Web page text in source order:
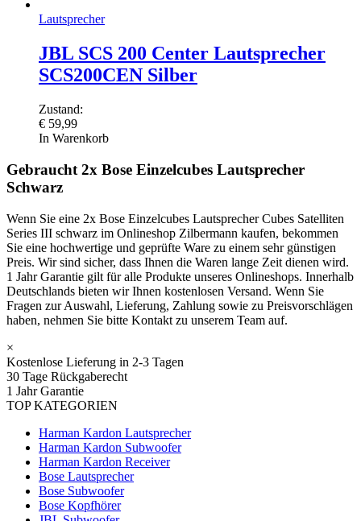
Lautsprecher
JBL SCS 200 Center Lautsprecher
SCS200CEN Silber
Zustand:
€ 59,99
In Warenkorb
Gebraucht 2x Bose Einzelcubes Lautsprecher
Schwarz
Wenn Sie eine 2x Bose Einzelcubes Lautsprecher Cubes Satelliten
Series III schwarz im Onlineshop Zilbermann kaufen, bekommen
Sie eine hochwertige und geprüfte Ware zu einem sehr günstigen
Preis. Wir sind sicher, dass Ihnen die Waren lange Zeit dienen wird.
1 Jahr Garantie gilt für alle Produkte unseres Onlineshops. Innerhalb
Deutschlands bieten wir Ihnen kostenlosen Versand. Wenn Sie
Fragen zur Auswahl, Lieferung, Zahlung sowie zu Preisvorschlägen
haben, nehmen Sie bitte Kontakt zu unserem Team auf.
×
Kostenlose Lieferung in 2-3 Tagen
30 Tage Rückgaberecht
1 Jahr Garantie
TOP KATEGORIEN
Harman Kardon Lautsprecher
Harman Kardon Subwoofer
Harman Kardon Receiver
Bose Lautsprecher
Bose Subwoofer
Bose Kopfhörer